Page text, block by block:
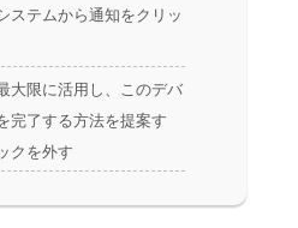
ステムから通知をクリッ
大限に活用し、このデバ
完了する方法を提案す
クを外す